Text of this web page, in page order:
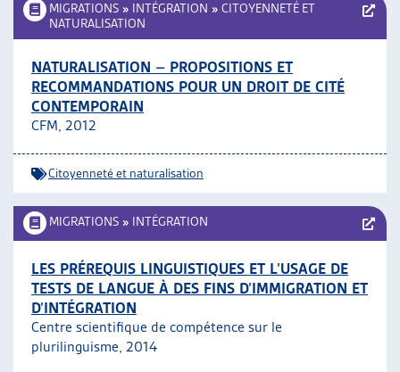
MIGRATIONS » INTÉGRATION » CITOYENNETÉ ET
NATURALISATION
NATURALISATION – PROPOSITIONS ET
RECOMMANDATIONS POUR UN DROIT DE CITÉ
CONTEMPORAIN
CFM, 2012
Citoyenneté et naturalisation
MIGRATIONS » INTÉGRATION
LES PRÉREQUIS LINGUISTIQUES ET L’USAGE DE
TESTS DE LANGUE À DES FINS D’IMMIGRATION ET
D’INTÉGRATION
Centre scientifique de compétence sur le
plurilinguisme, 2014